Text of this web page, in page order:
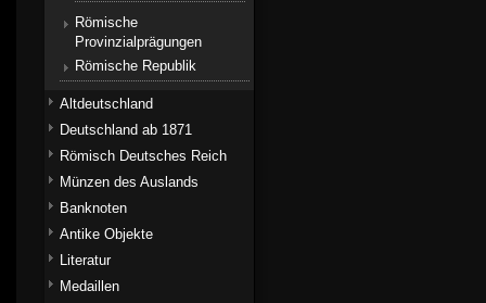
Römische
Provinzialprägungen
Römische Republik
Altdeutschland
Deutschland ab 1871
Römisch Deutsches Reich
Münzen des Auslands
Banknoten
Antike Objekte
Literatur
Medaillen